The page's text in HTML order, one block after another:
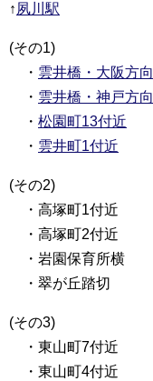
↑夙川駅
(その1)
・ 雲井橋・大阪方向
・ 雲井橋・神戸方向
・ 松園町13付近
・ 雲井町1付近
(その2)
・高塚町1付近
・高塚町2付近
・岩園保育所横
・翠が丘踏切
(その3)
・東山町7付近
・東山町4付近